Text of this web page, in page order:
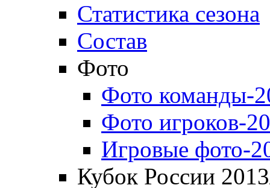
Статистика сезона
Состав
Фото
Фото команды-
Фото игроков-
Игровые фото-
Кубок России